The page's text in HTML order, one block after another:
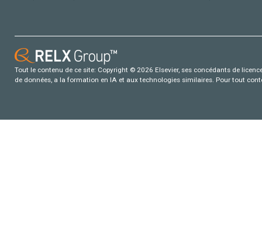
Tout le contenu de ce site: Copyright © 2026 Elsevier, ses concédants de
de données, a la formation en IA et aux technologies similaires. Pour tout